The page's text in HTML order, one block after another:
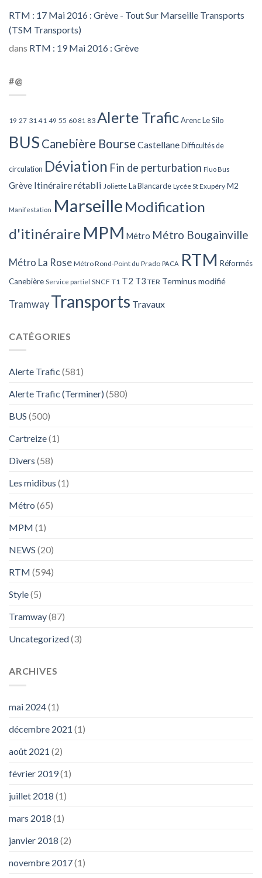
RTM : 17 Mai 2016 : Grève - Tout Sur Marseille Transports
(TSM Transports)
dans RTM : 19 Mai 2016 : Grève
#@
19 27 31 41 49 55 60 81 83 Alerte TraficArenc Le Silo
BUS Canebière Bourse Castellane Difficultés de
circulation Déviation Fin de perturbation Fluo Bus
Grève Itinéraire rétabli Joliette La Blancarde Lycée St Exupéry M2
Manifestation Marseille Modification
d'itinéraire MPM Métro Métro Bougainville
Métro La Rose Métro Rond-Point du Prado PACA RTM Réformés
Canebière Service partiel SNCF T1 T2 T3 TER Terminus modifié
Tramway Transports Travaux
CATÉGORIES
Alerte Trafic (581)
Alerte Trafic (Terminer) (580)
BUS (500)
Cartreize(1)
Divers (58)
Les midibus (1)
Métro (65)
MPM (1)
NEWS (20)
RTM (594)
Style(5)
Tramway(87)
Uncategorized(3)
ARCHIVES
mai 2024(1)
décembre 2021 (1)
août 2021 (2)
février 2019(1)
juillet 2018 (1)
mars 2018 (1)
janvier 2018 (2)
novembre 2017(1)